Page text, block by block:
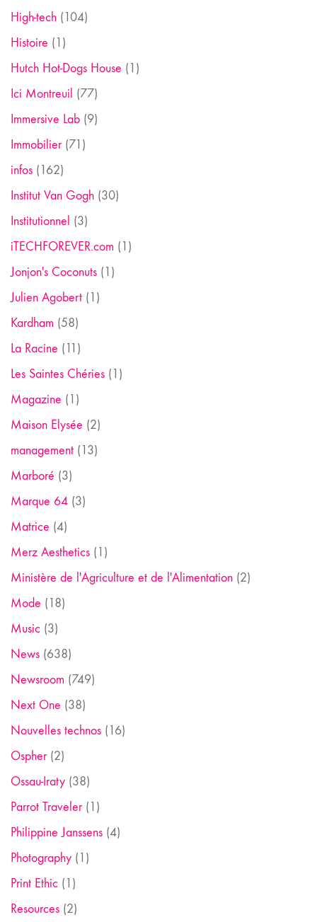
High-tech (104)
Histoire (1)
Hutch Hot-Dogs House (1)
Ici Montreuil (77)
Immersive Lab (9)
Immobilier(71)
infos (162)
Institut Van Gogh (30)
Institutionnel (3)
iTECHFOREVER.com (1)
Jonjon's Coconuts (1)
Julien Agobert (1)
Kardham (58)
La Racine (11)
Les Saintes Chéries (1)
Magazine (1)
Maison Elysée (2)
management (13)
Marboré (3)
Marque 64 (3)
Matrice (4)
Merz Aesthetics (1)
Ministère de l'Agriculture et de l'Alimentation (2)
Mode (18)
Music (3)
News (638)
Newsroom (749)
Next One (38)
Nouvelles technos (16)
Ospher(2)
Ossau-Iraty (38)
Parrot Traveler(1)
Philippine Janssens (4)
Photography (1)
Print Ethic (1)
Resources (2)